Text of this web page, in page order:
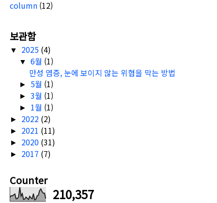
column (12)
보관함
▼ 2025 (4)
▼6월 (1)
만성 염증, 눈에 보이지 않는 위협을 막는 방법
► 5월 (1)
►3월 (1)
► 1월 (1)
► 2022 (2)
► 2021 (11)
► 2020 (31)
► 2017 (7)
Counter
210,357